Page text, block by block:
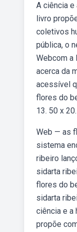
A ciência e
livro
coletivos
pública, o
Webcom a
acerca da
acessível
flores do
13. 50 x
Web — as
sistema
ribeiro
sidarta
flores do
sidarta
ciência e a
propõe